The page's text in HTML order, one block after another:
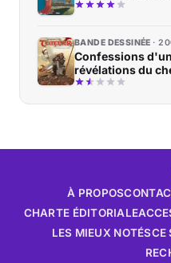
BANDE DESSINÉE
Confessions
révélations du
À PROPOS
CHARTE ÉDITORIALE
LES MIEUX NOTÉSCE